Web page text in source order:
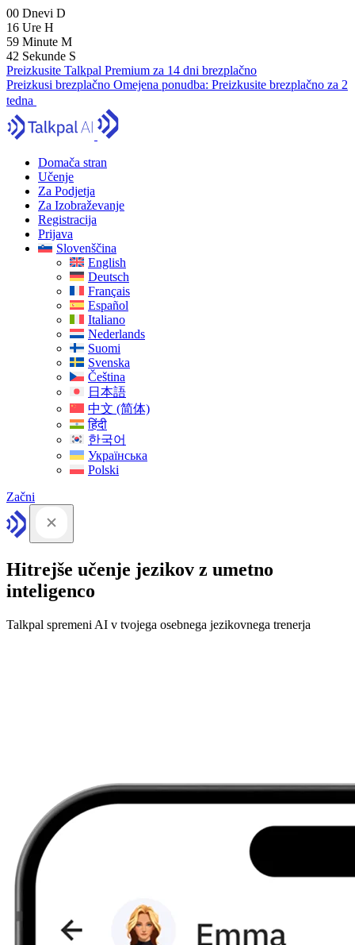
00 Dnevi D
16 Ure H
59 Minute M
41 Sekunde S
Preizkusite Talkpal Premium za 14 dni brezplačno
Preizkusi brezplačno Omejena ponudba: Preizkusite brezplačno za 2
tedna
Domača stran
Učenje
Za Podjetja
Za Izobraževanje
Registracija
Prijava
Slovenščina
English
Deutsch
Français
Español
Italiano
Nederlands
Suomi
Svenska
Čeština
日本語
中文 (简体)
हिंदी
한국어
Українська
Polski
Začni
Hitrejše učenje jezikov z umetno
inteligenco
Talkpal spremeni AI v tvojega osebnega jezikovnega trenerja